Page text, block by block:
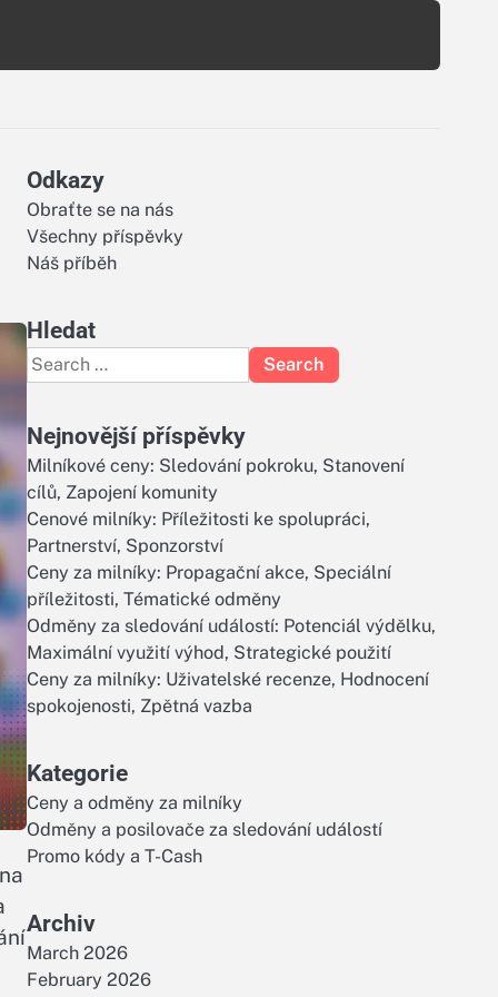
Odkazy
Obraťte se na nás
Všechny příspěvky
Náš příběh
Hledat
Search
for:
Nejnovější příspěvky
Milníkové ceny: Sledování pokroku, Stanovení
cílů, Zapojení komunity
Cenové milníky: Příležitosti ke spolupráci,
Partnerství, Sponzorství
Ceny za milníky: Propagační akce, Speciální
příležitosti, Tématické odměny
Odměny za sledování událostí: Potenciál výdělku,
Maximální využití výhod, Strategické použití
Ceny za milníky: Uživatelské recenze, Hodnocení
spokojenosti, Zpětná vazba
Kategorie
Ceny a odměny za milníky
Odměny a posilovače za sledování událostí
Promo kódy a T-Cash
Archiv
March 2026
February 2026